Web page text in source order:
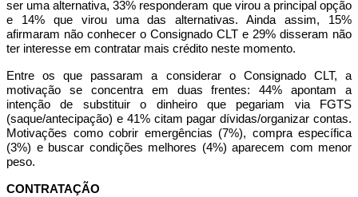
ser uma alternativa,33% responderam que virou a principal opção
e 14%que virou uma das alternativas. Ainda assim, 15%
afirmaram não conhecer o Consignado CLT e 29% disseram não
ter interesse em contratar mais crédito neste momento.
Entre os que passaram a considerar o Consignado CLT, a
motivação se concentra em duas frentes:44% apontam a
intenção de substituir o dinheiroque pegariam via FGTS
(saque/antecipação) e 41%citam pagar dívidas/organizar contas.
Motivações como cobrir emergências (7%), compra específica
(3%) e buscar condições melhores (4%) aparecem com menor
peso.
CONTRATAÇÃO